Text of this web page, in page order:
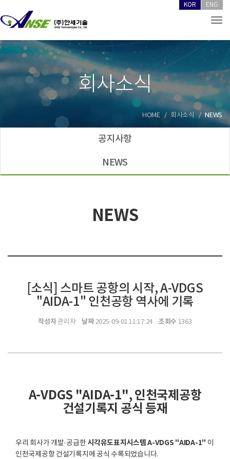
KOR ENG
회사소식
HOME 회사소식 NEWS
공지사항
NEWS
NEWS
[소식] 스마트 공항의 시작, A-VDGS
"AIDA-1" 인천공항 역사에 기록
작성자관리자 날짜2025-09-01 11:17:24 조회수 1363
A-VDGS "AIDA-1", 인천국제공항
건설기록지 공식 등재
우리 회사가 개발·공급한 시각유도표지시스템 A-VDGS "AIDA-1" 이
인천국제공항 건설기록지에 공식 수록되었습니다.